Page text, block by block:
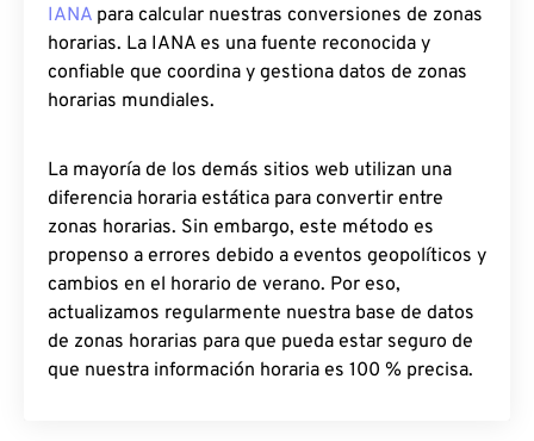
IANA para calcular nuestras conversiones de zonas
horarias. La IANA es una fuente reconocida y
confiable que coordina y gestiona datos de zonas
horarias mundiales.
La mayoría de los demás sitios web utilizan una
diferencia horaria estática para convertir entre
zonas horarias. Sin embargo, este método es
propenso a errores debido a eventos geopolíticos y
cambios en el horario de verano. Por eso,
actualizamos regularmente nuestra base de datos
de zonas horarias para que pueda estar seguro de
que nuestra información horaria es 100 % precisa.